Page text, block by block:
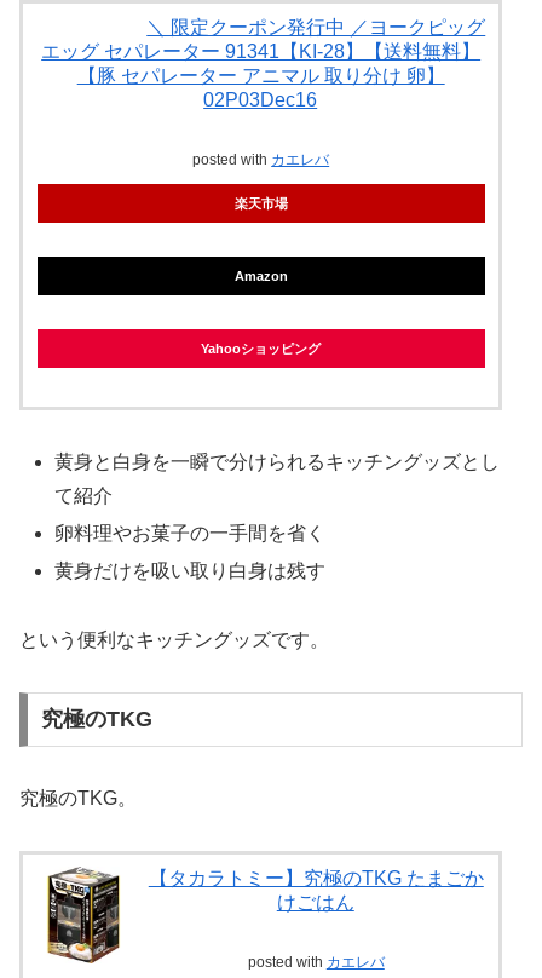
＼ 限定クーポン発行中 ／ヨークピッグ
エッグ セパレーター 91341【KI-28】【送料無料】
【豚 セパレーター アニマル 取り分け 卵】
02P03Dec16
posted with カエレバ
楽天市場
Amazon
Yahooショッピング
黄身と白身を一瞬で分けられるキッチングッズとし
て紹介
卵料理やお菓子の一手間を省く
黄身だけを吸い取り白身は残す
という便利なキッチングッズです。
究極のTKG
究極のTKG。
【タカラトミー】究極のTKG たまごか
けごはん
posted with カエレバ